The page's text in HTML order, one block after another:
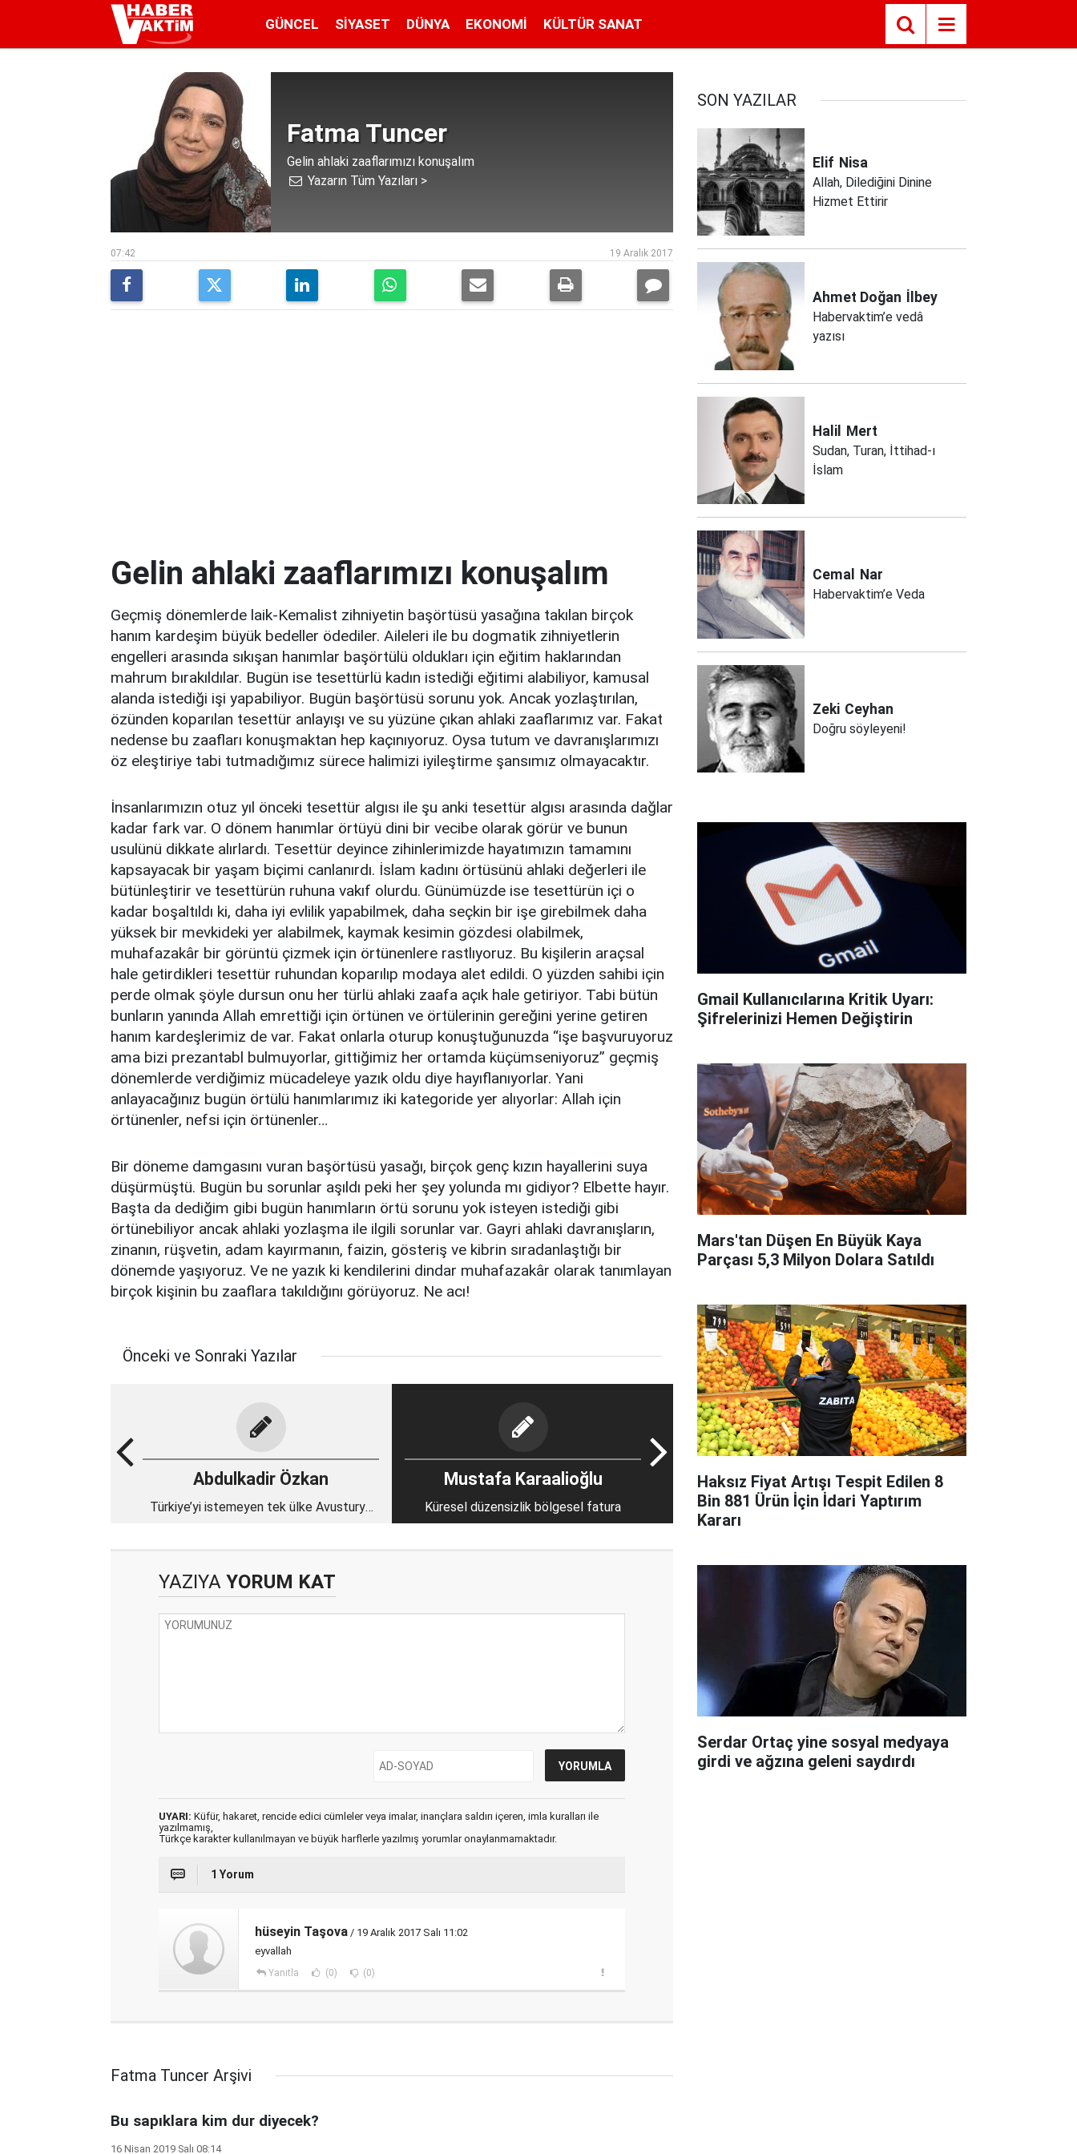
GÜNCEL SIYASET DÜNYA EKONOMI KÜLTÜR SANAT
Fatma Tuncer
Gelin ahlaki zaaflarımızı konuşalım
Yazarın Tüm Yazıları >
07:42 19 Aralık 2017
Gelin ahlaki zaaflarımızı konuşalım
Geçmiş dönemlerde laik-Kemalist zihniyetin başörtüsü yasağına takılan birçok
hanım kardeşim büyük bedeller ödediler. Aileleri ile bu dogmatik zihniyetlerin
engelleri arasında sıkışan hanımlar başörtülü oldukları için eğitim haklarından
mahrum bırakıldılar. Bugün ise tesettürlü kadın istediği eğitimi alabiliyor, kamusal
alanda istediği işi yapabiliyor. Bugün başörtüsü sorunu yok. Ancak yozlaştırılan,
özünden koparılan tesettür anlayışı ve su yüzüne çıkan ahlaki zaaflarımız var. Fakat
nedense bu zaafları konuşmaktan hep kaçınıyoruz. Oysa tutum ve davranışlarımızı
öz eleştiriye tabi tutmadığımız sürece halimizi iyileştirme şansımız olmayacaktır.
İnsanlarımızın otuz yıl önceki tesettür algısı ile şu anki tesettür algısı arasında dağlar
kadar fark var. O dönem hanımlar örtüyü dini bir vecibe olarak görür ve bunun
usulünü dikkate alırlardı. Tesettür deyince zihinlerimizde hayatımızın tamamını
kapsayacak bir yaşam biçimi canlanırdı. İslam kadını örtüsünü ahlaki değerleri ile
bütünleştirir ve tesettürün ruhuna vakıf olurdu. Günümüzde ise tesettürün içi o
kadar boşaltıldı ki, daha iyi evlilik yapabilmek, daha seçkin bir işe girebilmek daha
yüksek bir mevkideki yer alabilmek, kaymak kesimin gözdesi olabilmek,
muhafazakâr bir görüntü çizmek için örtünenlere rastlıyoruz. Bu kişilerin araçsal
hale getirdikleri tesettür ruhundan koparılıp modaya alet edildi. O yüzden sahibi için
perde olmak şöyle dursun onu her türlü ahlaki zaafa açık hale getiriyor. Tabi bütün
bunların yanında Allah emrettiği için örtünen ve örtülerinin gereğini yerine getiren
hanım kardeşlerimiz de var. Fakat onlarla oturup konuştuğunuzda “işe başvuruyoruz
ama bizi prezantabl bulmuyorlar, gittiğimiz her ortamda küçümseniyoruz” geçmiş
dönemlerde verdiğimiz mücadeleye yazık oldu diye hayıflanıyorlar. Yani
anlayacağınız bugün örtülü hanımlarımız iki kategoride yer alıyorlar: Allah için
örtünenler, nefsi için örtünenler…
Bir döneme damgasını vuran başörtüsü yasağı, birçok genç kızın hayallerini suya
düşürmüştü. Bugün bu sorunlar aşıldı peki her şey yolunda mı gidiyor? Elbette hayır.
Başta da dediğim gibi bugün hanımların örtü sorunu yok isteyen istediği gibi
örtünebiliyor ancak ahlaki yozlaşma ile ilgili sorunlar var. Gayri ahlaki davranışların,
zinanın, rüşvetin, adam kayırmanın, faizin, gösteriş ve kibrin sıradanlaştığı bir
dönemde yaşıyoruz. Ve ne yazık ki kendilerini dindar muhafazakâr olarak tanımlayan
birçok kişinin bu zaaflara takıldığını görüyoruz. Ne acı!
Önceki ve Sonraki Yazılar
Abdulkadir Özkan
Türkiye’yi istemeyen tek ülke Avusturya
Mustafa Karaalioğlu
Küresel düzensizlik bölgesel fatura
YAZIYA YORUM KAT
UYARI: Küfür, hakaret, rencide edici cümleler veya imalar, inançlara saldırı içeren, imla kuralları ile
yazılmamış,
Türkçe karakter kullanılmayan ve büyük harflerle yazılmış yorumlar onaylanmamaktadır.
1 Yorum
hüseyin Taşova / 19 Aralık 2017 Salı 11:02
eyvallah
Yanıtla (0) (0)
Fatma Tuncer Arşivi
Bu sapıklara kim dur diyecek?
16 Nisan 2019 Salı 08:14
SON YAZILAR
Elif Nisa
Allah, Dilediğini Dinine
Hizmet Ettirir
Ahmet Doğan İlbey
Habervaktim’e vedâ
yazısı
Halil Mert
Sudan, Turan, İttihad-ı
İslam
Cemal Nar
Habervaktim’e Veda
Zeki Ceyhan
Doğru söyleyeni!
Gmail Kullanıcılarına Kritik Uyarı:
Şifrelerinizi Hemen Değiştirin
Mars'tan Düşen En Büyük Kaya
Parçası 5,3 Milyon Dolara Satıldı
Haksız Fiyat Artışı Tespit Edilen 8
Bin 881 Ürün İçin İdari Yaptırım
Kararı
Serdar Ortaç yine sosyal medyaya
girdi ve ağzına geleni saydırdı